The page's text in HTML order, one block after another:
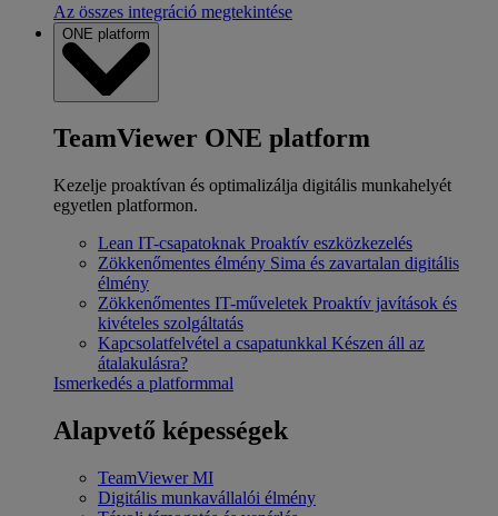
Az összes integráció megtekintése
ONE platform
TeamViewer ONE platform
Kezelje proaktívan és optimalizálja digitális munkahelyét
egyetlen platformon.
Lean IT-csapatoknak Proaktív eszközkezelés
Zökkenőmentes élmény Sima és zavartalan digitális
élmény
Zökkenőmentes IT-műveletek Proaktív javítások és
kivételes szolgáltatás
Kapcsolatfelvétel a csapatunkkal Készen áll az
átalakulásra?
Ismerkedés a platformmal
Alapvető képességek
TeamViewer MI
Digitális munkavállalói élmény